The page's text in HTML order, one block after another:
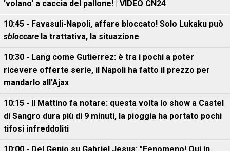
'volano' a caccia del pallone! | VIDEO CN24
10:45 - Favasuli-Napoli, affare bloccato! Solo Lukaku può
sbloccare la trattativa, la situazione
10:30 - Lang come Gutierrez: è tra i pochi a poter
ricevere offerte serie, il Napoli ha fatto il prezzo per
mandarlo all'Ajax
10:15 - Il Mattino fa notare: questa volta lo show a Castel
di Sangro dura più di 9 minuti, la pioggia ha portato pochi
tifosi infreddoliti